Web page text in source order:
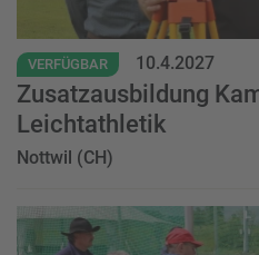
VERFÜGBAR 10.4.2027
Zusatzausbildung
Leichtathletik
Nottwil (CH)
Event